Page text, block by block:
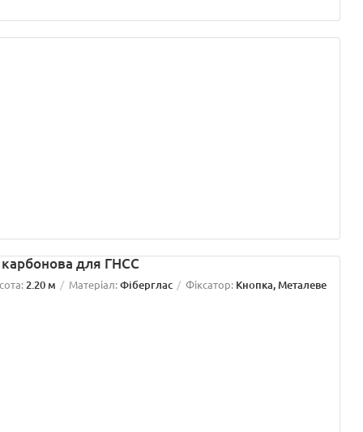
карбонова для ГНСС
2.20 м Матеріал:Фіберглас Фіксатор: Кнопка, Металеве